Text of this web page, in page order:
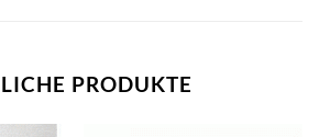
PRODUKTE